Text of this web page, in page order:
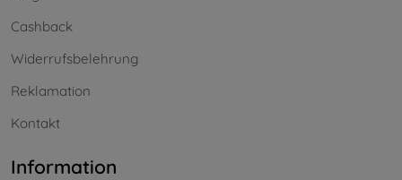
Cashback
Widerrufsbelehrung
Reklamation
Kontakt
Information